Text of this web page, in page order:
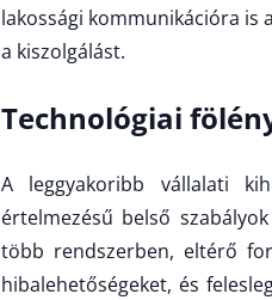
lakossági kommunikációra is
a kiszolgálást.
Technológiai
A leggyakoribb vállalati
értelmezésű belső
több rendszerben, eltérő
hibalehetőségeket, és